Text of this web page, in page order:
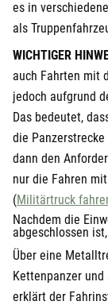
es in
als
WICHTIGER
auch Fahrten mit
jedoch aufgrund
Das bedeutet,
die
dann den
nur die Fahren
(Militärtruck
Nachdem die
abgeschlossen
Über eine
Kettenpanzer
erklärt der